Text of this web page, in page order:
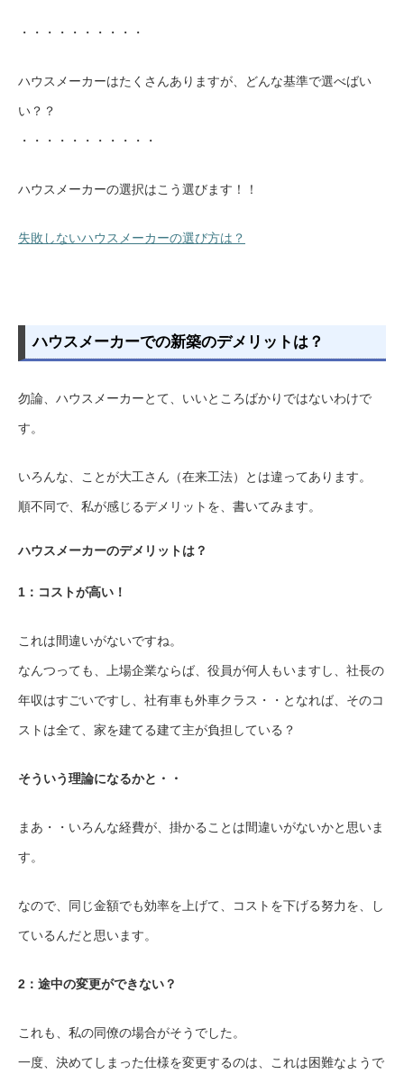
・・・・・・・・・・
ハウスメーカーはたくさんありますが、どんな基準で選べばい
い？？
・・・・・・・・・・・
ハウスメーカーの選択はこう選びます！！
失敗しないハウスメーカーの選び方は？
ハウスメーカーでの新築のデメリットは？
勿論、ハウスメーカーとて、いいところばかりではないわけで
す。
いろんな、ことが大工さん（在来工法）とは違ってあります。
順不同で、私が感じるデメリットを、書いてみます。
ハウスメーカーのデメリットは？
1：コストが高い！
これは間違いがないですね。
なんつっても、上場企業ならば、役員が何人もいますし、社長の
年収はすごいですし、社有車も外車クラス・・となれば、そのコ
ストは全て、家を建てる建て主が負担している？
そういう理論になるかと・・
まあ・・いろんな経費が、掛かることは間違いがないかと思いま
す。
なので、同じ金額でも効率を上げて、コストを下げる努力を、し
ているんだと思います。
2：途中の変更ができない？
これも、私の同僚の場合がそうでした。
一度、決めてしまった仕様を変更するのは、これは困難なようで